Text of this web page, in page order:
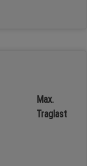
Max.
Traglast